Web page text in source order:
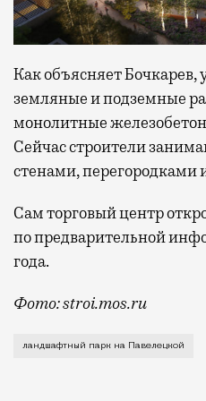
Как объясняет
земляные и подземные
монолитные
Сейчас строители
стенами, перегородками
Сам торговый центр
по предварительной
года.
Фото: stroi.mos.ru
Ждать осталось всего
ландшафтный парк на Павелецкой